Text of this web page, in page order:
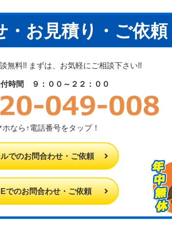
・お見積り・ご依頼
無料!! まずは、お気軽にご相談下さい!!
時間 ９：００～２２：００
ホなら↑電話番号をタップ！
でのお問合わせ・ご依頼
でのお問合わせ・ご依頼